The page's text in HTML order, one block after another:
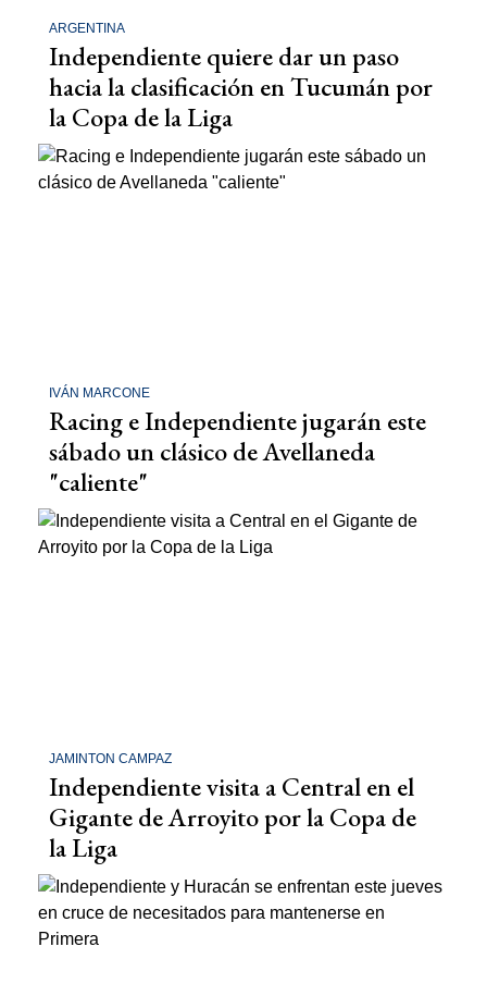
ARGENTINA
Independiente quiere dar un paso
hacia la clasificación en Tucumán por
la Copa de la Liga
IVÁN MARCONE
Racing e Independiente jugarán este
sábado un clásico de Avellaneda
"caliente"
JAMINTON CAMPAZ
Independiente visita a Central en el
Gigante de Arroyito por la Copa de
la Liga